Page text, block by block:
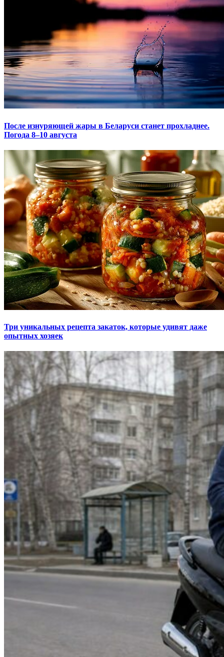
После изнуряющей жары в Беларуси станет прохладнее.
Погода 8–10 августа
Три уникальных рецепта закаток, которые удивят даже
опытных хозяек